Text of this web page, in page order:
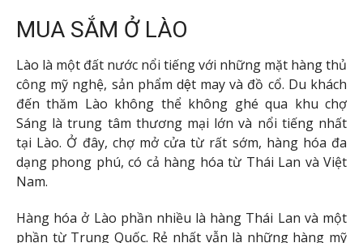
MUA SẮM Ở LÀO
Lào là một đất nước nổi tiếng với những mặt hàng thủ
công mỹ nghệ, sản phẩm dệt may và đồ cổ. Du khách
đến thăm Lào không thể không ghé qua khu chợ
Sáng là trung tâm thương mại lớn và nổi tiếng nhất
tại Lào. Ở đây, chợ mở cửa từ rất sớm, hàng hóa đa
dạng phong phú, có cả hàng hóa từ Thái Lan và Việt
Nam.
Hàng hóa ở Lào phần nhiều là hàng Thái Lan và một
phần từ Trung Quốc. Rẻ nhất vẫn là những hàng mỹ